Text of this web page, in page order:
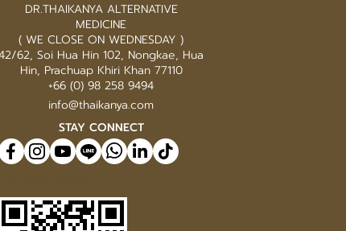
DR.THAIKANYA ALTERNATIVE
MEDICINE
( WE CLOSE ON WEDNESDAY )
62, Soi Hua Hin 102, Nongkae, Hua
Hin, Prachuap Khiri Khan 77110
+66 (0) 98 258 9494
info@thaikanya.com
STAY CONNECT